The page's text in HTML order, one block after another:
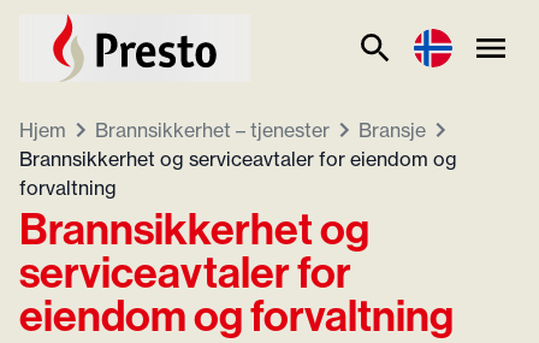
Hjem Brannsikkerhet – tjenester
Bransje
Brannsikkerhet og serviceavtaler for eiendom og
forvaltning
Brannsikkerhet og
serviceavtaler for
eiendom og forvaltning